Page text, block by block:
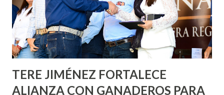
llevará este programa a Villas de Nuestra Señora de la
Asunción, Avenida Alameda y Decreto 27 de Septiembre, en
los edificios FOVISSSTE Ojo de Agua, en la comunidad
Norias de Paso Hondo y en los edificios de...
TERE JIMÉNEZ FORTALECE
ALIANZA CON GANADEROS PARA